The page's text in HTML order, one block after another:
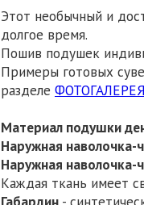
Этот необычный и
долгое время.
Пошив подушек
Примеры готовых
разделе ФОТОГАЛЕРЕЯ
Материал подушки
Наружная наволочка-
Наружная наволочка-
Каждая ткань имеет